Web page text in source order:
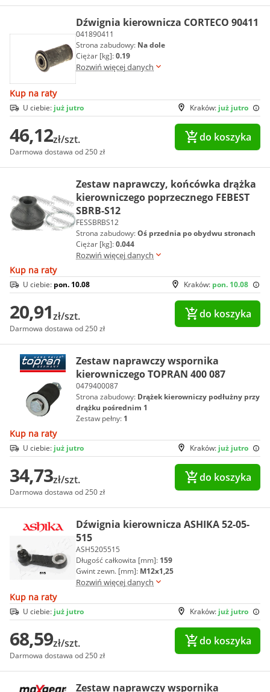
Dźwignia kierownicza CORTECO 90411
041890411
Strona zabudowy: Na dole
Ciężar [kg]:0.19
Rozwiń więcej danych
Kup na raty
Kraków: już jutro
U ciebie: już jutro
46,12zł/szt.
Darmowa dostawa od 250 zł
do koszyka
Zestaw naprawczy, końcówka drążka
kierowniczego poprzecznego FEBEST
SBRB-S12
FESSBRBS12
Strona zabudowy:Oś przednia po obydwu stronach
Ciężar [kg]:0.044
Rozwiń więcej danych
Kup na raty
Kraków: pon. 10.08
U ciebie: pon. 10.08
20,91zł/szt.
Darmowa dostawa od 250 zł
do koszyka
Zestaw naprawczy wspornika
kierowniczego TOPRAN 400 087
0479400087
Strona zabudowy: Drążek kierowniczy podłużny przy
drążku pośrednim 1
Zestaw pełny: 1
Kup na raty
Kraków: już jutro
U ciebie: już jutro
34,73zł/szt.
Darmowa dostawa od 250 zł
do koszyka
Dźwignia kierownicza ASHIKA 52-05-
515
ASH5205515
Długość całkowita [mm]: 159
Gwint zewn. [mm]: M12x1,25
Rozwiń więcej danych
Kup na raty
Kraków: już jutro
U ciebie: już jutro
68,59zł/szt.
Darmowa dostawa od 250 zł
do koszyka
Zestaw naprawczy wspornika